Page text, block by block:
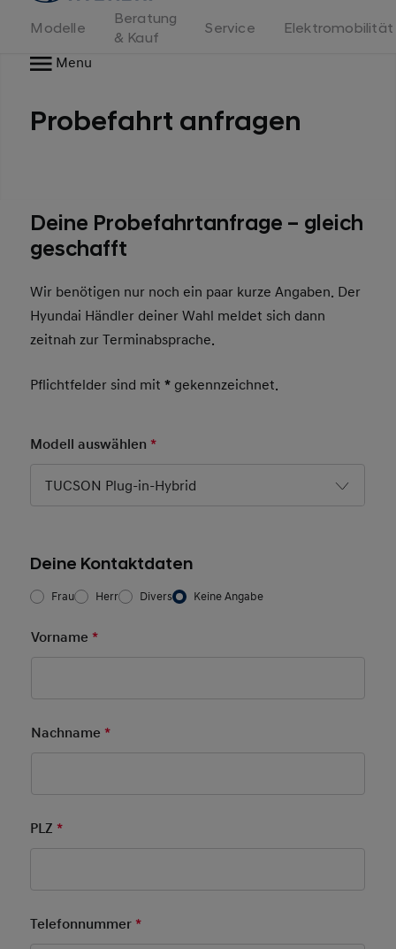
Modelle
Beratung
& Kauf
Service
Elektromobilität
Menu
Probefahrt anfragen
Deine Probefahrtanfrage – gleich
geschafft
Wir benötigen nur noch ein paar kurze Angaben. Der
Hyundai Händler deiner Wahl meldet sich dann
zeitnah zur Terminabsprache.
Pflichtfelder sind mit* gekennzeichnet.
Modell auswählen*
TUCSON Plug-in-Hybrid
Deine Kontaktdaten
Frau/Herr *
Frau Herr Divers Keine Angabe
Vorname *Pflichtfeld
Nachname *Pflichtfeld
PLZ*
Telefonnummer*